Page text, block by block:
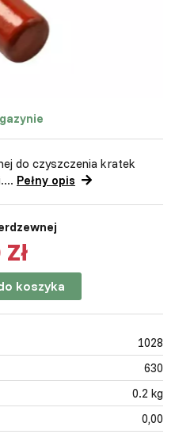
do czyszczenia kratek
Pełny opis
koszyka
1028
630
0.2 kg
0,00